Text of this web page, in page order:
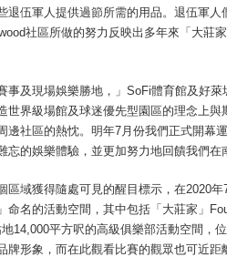
伍軍人提供過節所需的用品。退伍軍人
社區所做的努力反映出多年來「大莊
事及現場娛樂勝地，」SoFi體育館及好
世界級場館及球迷優先型園區的理念上與
邊社區的熱忱。明年7月份我們正式開幕
忘的娛樂體驗，並更加努力地回饋我們在
區域獲得隨處可見的醒目標示，在2020
名的活動空間，其中包括「大莊家」
14,000平方呎的高級俱樂部活動空間，
牌形象，而在此觀看比賽的觀眾也可近距